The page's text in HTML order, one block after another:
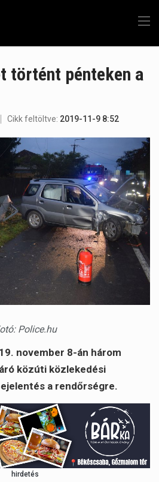
történt pénteken a
Cikk feltöltve: 2019-11-9 8:52
Police.hu
november 8-án három
közúti közlekedési
a rendőrségre.
hirdetés